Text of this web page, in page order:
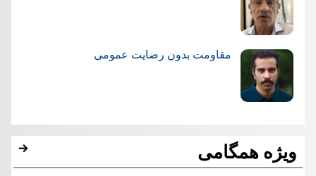
مقاومت بدون رضایت عمومی
ویژه همگامی